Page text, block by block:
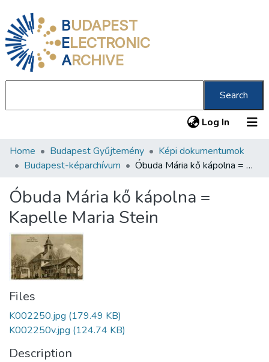
BUDAPEST
ELECTRONIC
ARCHIVE
Search
Log In (current)
Communities & Collections
Statistics
About us
Home Budapest Gyűjtemény
Képi dokumentumok
Budapest-képarchívum
Óbuda Mária kő kápolna = Kapelle Maria Stein
Óbuda Mária kő kápolna =
Kapelle Maria Stein
Files
K002250.jpg (179.49 KB)
K002250v.jpg (124.74 KB)
Description